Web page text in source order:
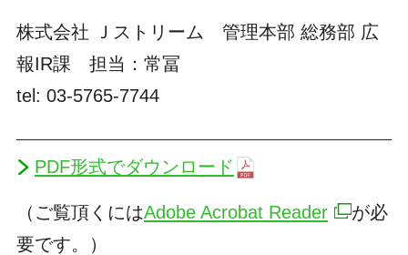
株式会社 Ｊストリーム 管理本部 総務部 広
報IR課 担当：常冨
tel: 03-5765-7744
PDF形式でダウンロード
（ご覧頂くにはAdobe Acrobat Reader
が必
要です。）